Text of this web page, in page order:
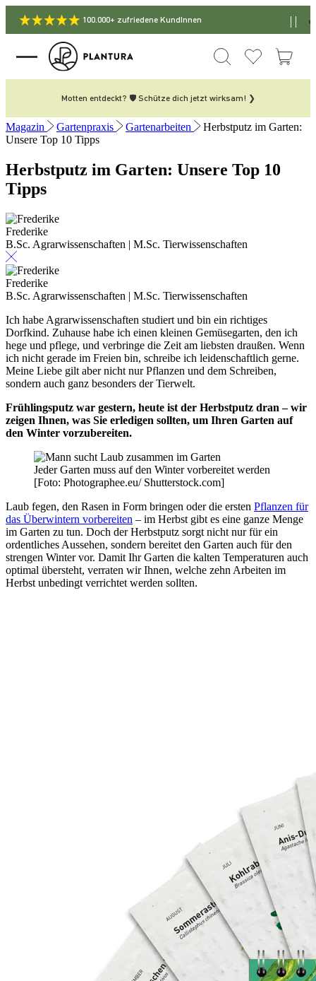
100.000+ zufriedene KundInnen
Motten entdeckt? 🛡️ Schütze dich jetzt wirksam! ❯
Magazin Gartenpraxis Gartenarbeiten
Herbstputz im Garten:
Unsere Top 10 Tipps
Herbstputz im Garten: Unsere Top 10
Tipps
Frederike
B.Sc. Agrarwissenschaften | M.Sc. Tierwissenschaften
Frederike
B.Sc. Agrarwissenschaften | M.Sc. Tierwissenschaften
Ich habe Agrarwissenschaften studiert und bin ein richtiges
Dorfkind. Zuhause habe ich einen kleinen Gemüsegarten, den ich
hege und pflege, und verbringe die Zeit am liebsten draußen. Wenn
ich nicht gerade im Freien bin, schreibe ich leidenschaftlich gerne.
Meine Liebe gilt aber nicht nur Pflanzen und dem Schreiben,
sondern auch ganz besonders der Tierwelt.
Frühlingsputz war gestern, heute ist der Herbstputz dran – wir
zeigen Ihnen, was Sie erledigen sollten, um Ihren Garten auf
den Winter vorzubereiten.
Jeder Garten muss auf den Winter vorbereitet werden
[Foto: Photographee.eu/ Shutterstock.com]
Laub fegen, den Rasen in Form bringen oder die ersten Pflanzen für
das Überwintern vorbereiten – im Herbst gibt es eine ganze Menge
im Garten zu tun. Doch der Herbstputz sorgt nicht nur für ein
ordentliches Aussehen, sondern bereitet den Garten auch für den
strengen Winter vor. Damit Ihr Garten die kalten Temperaturen auch
optimal übersteht, verraten wir Ihnen, welche zehn Arbeiten im
Herbst unbedingt verrichtet werden sollten.